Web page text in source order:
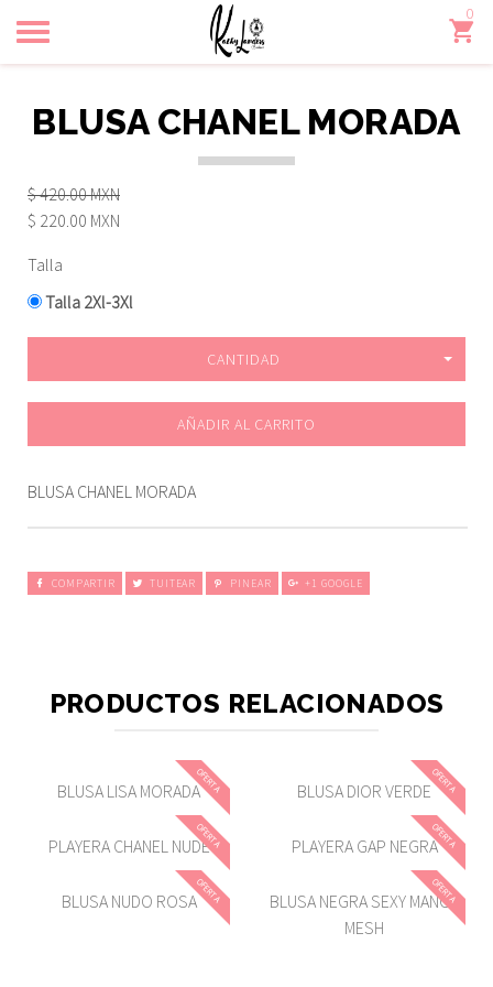
Toggle
navigation
0
BLUSA CHANEL MORADA
$ 420.00 MXN
$ 220.00 MXN
Talla
Talla 2Xl-3Xl
CANTIDAD
AÑADIR AL CARRITO
BLUSA CHANEL MORADA
COMPARTIR TUITEAR PINEAR +1 GOOGLE
PRODUCTOS RELACIONADOS
OFERTA
BLUSA LISA MORADA OFERTA
BLUSA DIOR VERDE
OFERTA
PLAYERA CHANEL NUDE OFERTA
PLAYERA GAP NEGRA
OFERTA
BLUSA NUDO ROSA OFERTA
BLUSA NEGRA SEXY MANGA
MESH